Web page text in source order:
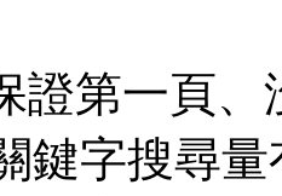
證第一頁
鍵字搜尋